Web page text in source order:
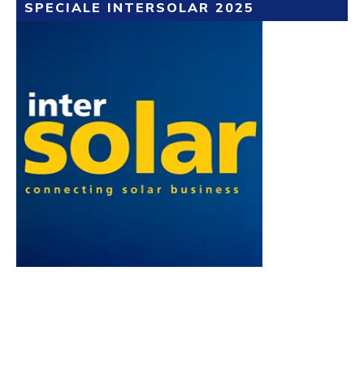
SPECIALE INTERSOLAR 2025